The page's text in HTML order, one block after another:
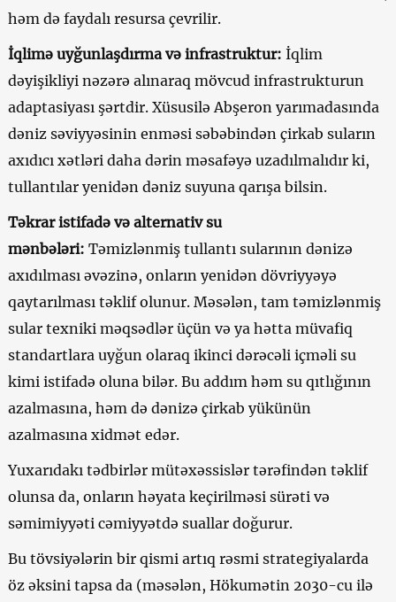
həm də faydalı resursa çevrilir.
İqlimə uyğunlaşdırma və infrastruktur: İqlim
dəyişikliyi nəzərə alınaraq mövcud infrastrukturun
adaptasiyası şərtdir. Xüsusilə Abşeron yarımadasında
dəniz səviyyəsinin enməsi səbəbindən çirkab suların
axıdıcı xətləri daha dərin məsafəyə uzadılmalıdır ki,
tullantılar yenidən dəniz suyuna qarışa bilsin.
Təkrar istifadə və alternativ su
mənbələri: Təmizlənmiş tullantı sularının dənizə
axıdılması əvəzinə, onların yenidən dövriyyəyə
qaytarılması təklif olunur. Məsələn, tam təmizlənmiş
sular texniki məqsədlər üçün və ya hətta müvafiq
standartlara uyğun olaraq ikinci dərəcəli içməli su
kimi istifadə oluna bilər. Bu addım həm su qıtlığının
azalmasına, həm də dənizə çirkab yükünün
azalmasına xidmət edər.
Yuxarıdakı tədbirlər mütəxəssislər tərəfindən təklif
olunsa da, onların həyata keçirilməsi sürəti və
səmimiyyəti cəmiyyətdə suallar doğurur.
Bu tövsiyələrin bir qismi artıq rəsmi strategiyalarda
öz əksini tapsa da (məsələn, Hökumətin 2030-cu ilə